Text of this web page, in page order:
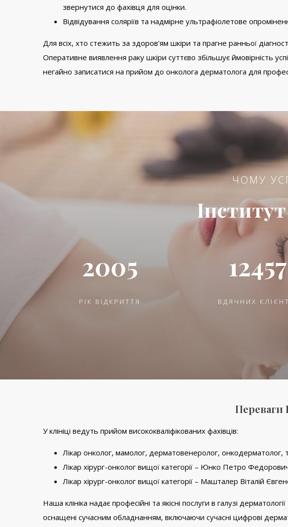
звернутися до фахівця для оцінки.
Відвідування соляріїв та надмірне ультрафіолетове
Для всіх, хто стежить за здоров'ям шкіри та прагне ранньої
Оперативне виявлення раку шкіри суттєво збільшує ймовірність
негайно записатися на прийом до онколога дерматолога для
ЧОМУ
2005
РІК ВІДКРИТТЯ
12457
ВДЯЧНИХ
Переваги
У клініці ведуть прийом висококваліфікованих фахівців:
Лікар онколог, мамолог, дерматовенеролог, онкодерматолог,
Лікар хірург-онколог вищої категорії – Юнко Петро
Лікар хірург-онколог вищої категорії – Машталер Віталій
Наша клініка надає професійні та якісні послуги в галузі
оснащені сучасним обладнанням, включаючи сучасні цифрові